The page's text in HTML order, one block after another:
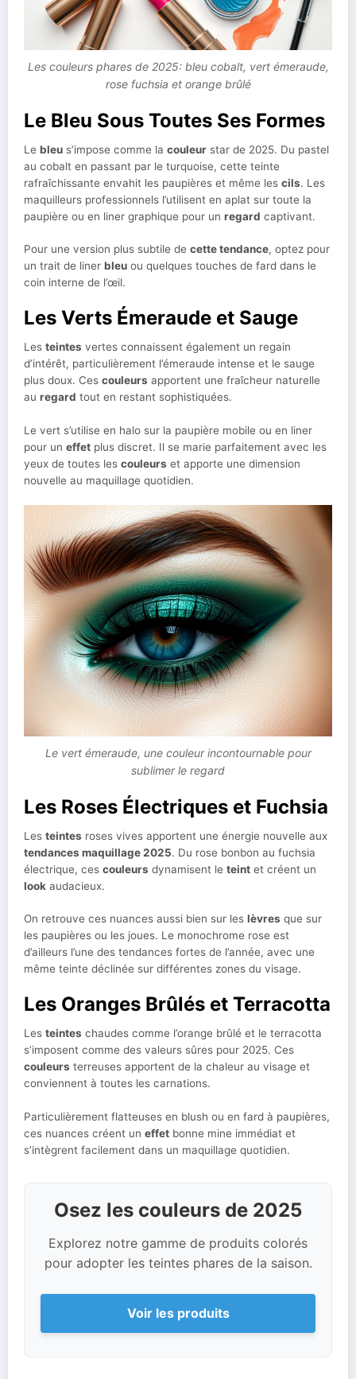
Les couleurs phares de 2025: bleu cobalt, vert émeraude,
rose fuchsia et orange brûlé
Le Bleu Sous Toutes Ses Formes
Le bleu s’impose comme la couleur star de 2025. Du pastel
au cobalt en passant par le turquoise, cette teinte
rafraîchissante envahit les paupières et même les cils. Les
maquilleurs professionnels l’utilisent en aplat sur toute la
paupière ou en liner graphique pour un regard captivant.
Pour une version plus subtile de cette tendance, optez pour
un trait de liner bleu ou quelques touches de fard dans le
coin interne de l’œil.
Les Verts Émeraude et Sauge
Les teintes vertes connaissent également un regain
d’intérêt, particulièrement l’émeraude intense et le sauge
plus doux. Ces couleurs apportent une fraîcheur naturelle
au regard tout en restant sophistiquées.
Le vert s’utilise en halo sur la paupière mobile ou en liner
pour un effet plus discret. Il se marie parfaitement avec les
yeux de toutes les couleurs et apporte une dimension
nouvelle au maquillage quotidien.
Le vert émeraude, une couleur incontournable pour
sublimer le regard
Les Roses Électriques et Fuchsia
Les teintes roses vives apportent une énergie nouvelle aux
tendances maquillage 2025. Du rose bonbon au fuchsia
électrique, ces couleurs dynamisent le teint et créent un
look audacieux.
On retrouve ces nuances aussi bien sur les lèvres que sur
les paupières ou les joues. Le monochrome rose est
d’ailleurs l’une des tendances fortes de l’année, avec une
même teinte déclinée sur différentes zones du visage.
Les Oranges Brûlés et Terracotta
Les teintes chaudes comme l’orange brûlé et le terracotta
s’imposent comme des valeurs sûres pour 2025. Ces
couleurs terreuses apportent de la chaleur au visage et
conviennent à toutes les carnations.
Particulièrement flatteuses en blush ou en fard à paupières,
ces nuances créent un effet bonne mine immédiat et
s’intègrent facilement dans un maquillage quotidien.
Osez les couleurs de 2025
Explorez notre gamme de produits colorés
pour adopter les teintes phares de la saison.
Voir les produits